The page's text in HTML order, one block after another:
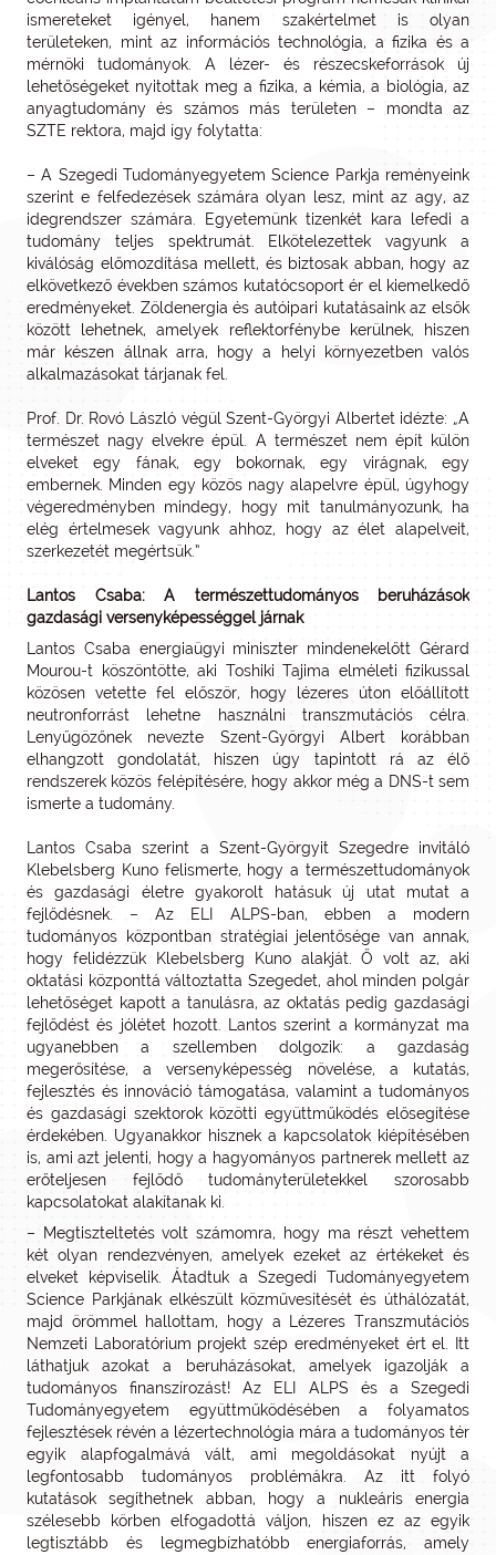
ismereteket igényel, hanem szakértelmet is olyan
területeken, mint az információs technológia, a fizika és a
mérnöki tudományok. A lézer- és részecskeforrások új
lehetőségeket nyitottak meg a fizika, a kémia, a biológia, az
anyagtudomány és számos más területen – mondta az
SZTE rektora, majd így folytatta:
– A Szegedi Tudományegyetem Science Parkja reményeink
szerint e felfedezések számára olyan lesz, mint az agy, az
idegrendszer számára. Egyetemünk tizenkét kara lefedi a
tudomány teljes spektrumát. Elkötelezettek vagyunk a
kiválóság előmozdítása mellett, és biztosak abban, hogy az
elkövetkező években számos kutatócsoport ér el kiemelkedő
eredményeket. Zöldenergia és autóipari kutatásaink az elsők
között lehetnek, amelyek reflektorfénybe kerülnek, hiszen
már készen állnak arra, hogy a helyi környezetben valós
alkalmazásokat tárjanak fel.
Prof. Dr. Rovó László végül Szent-Györgyi Albertet idézte: „A
természet nagy elvekre épül. A természet nem épít külön
elveket egy fának, egy bokornak, egy virágnak, egy
embernek. Minden egy közös nagy alapelvre épül, úgyhogy
végeredményben mindegy, hogy mit tanulmányozunk, ha
elég értelmesek vagyunk ahhoz, hogy az élet alapelveit,
szerkezetét megértsük.”
Lantos Csaba: A természettudományos beruházások
gazdasági versenyképességgel járnak
Lantos Csaba energiaügyi miniszter mindenekelőtt Gérard
Mourou-t köszöntötte, aki Toshiki Tajima elméleti fizikussal
közösen vetette fel először, hogy lézeres úton előállított
neutronforrást lehetne használni transzmutációs célra.
Lenyűgözőnek nevezte Szent-Györgyi Albert korábban
elhangzott gondolatát, hiszen úgy tapintott rá az élő
rendszerek közös felépítésére, hogy akkor még a DNS-t sem
ismerte a tudomány.
Lantos Csaba szerint a Szent-Györgyit Szegedre invitáló
Klebelsberg Kuno felismerte, hogy a természettudományok
és gazdasági életre gyakorolt hatásuk új utat mutat a
fejlődésnek. – Az ELI ALPS-ban, ebben a modern
tudományos központban stratégiai jelentősége van annak,
hogy felidézzük Klebelsberg Kuno alakját. Ő volt az, aki
oktatási központtá változtatta Szegedet, ahol minden polgár
lehetőséget kapott a tanulásra, az oktatás pedig gazdasági
fejlődést és jólétet hozott. Lantos szerint a kormányzat ma
ugyanebben a szellemben dolgozik: a gazdaság
megerősítése, a versenyképesség növelése, a kutatás,
fejlesztés és innováció támogatása, valamint a tudományos
és gazdasági szektorok közötti együttműködés elősegítése
érdekében. Ugyanakkor hisznek a kapcsolatok kiépítésében
is, ami azt jelenti, hogy a hagyományos partnerek mellett az
erőteljesen fejlődő tudományterületekkel szorosabb
kapcsolatokat alakítanak ki.
– Megtiszteltetés volt számomra, hogy ma részt vehettem
két olyan rendezvényen, amelyek ezeket az értékeket és
elveket képviselik. Átadtuk a Szegedi Tudományegyetem
Science Parkjának elkészült közművesítését és úthálózatát,
majd örömmel hallottam, hogy a Lézeres Transzmutációs
Nemzeti Laboratórium projekt szép eredményeket ért el. Itt
láthatjuk azokat a beruházásokat, amelyek igazolják a
tudományos finanszírozást! Az ELI ALPS és a Szegedi
Tudományegyetem együttműködésében a folyamatos
fejlesztések révén a lézertechnológia mára a tudományos tér
egyik alapfogalmává vált, ami megoldásokat nyújt a
legfontosabb tudományos problémákra. Az itt folyó
kutatások segíthetnek abban, hogy a nukleáris energia
szélesebb körben elfogadottá váljon, hiszen ez az egyik
legtisztább és legmegbízhatóbb energiaforrás, amely